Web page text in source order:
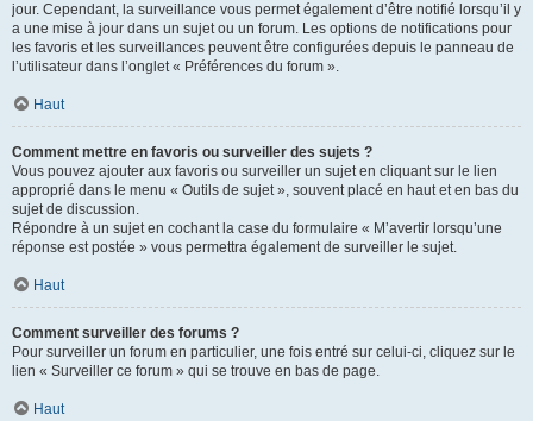
jour. Cependant, la surveillance vous permet également d’être notifié lorsqu’il y
a une mise à jour dans un sujet ou un forum. Les options de notifications pour
les favoris et les surveillances peuvent être configurées depuis le panneau de
l’utilisateur dans l’onglet « Préférences du forum ».
Haut
Comment mettre en favoris ou surveiller des sujets ?
Vous pouvez ajouter aux favoris ou surveiller un sujet en cliquant sur le lien
approprié dans le menu « Outils de sujet », souvent placé en haut et en bas du
sujet de discussion.
Répondre à un sujet en cochant la case du formulaire « M’avertir lorsqu’une
réponse est postée » vous permettra également de surveiller le sujet.
Haut
Comment surveiller des forums ?
Pour surveiller un forum en particulier, une fois entré sur celui-ci, cliquez sur le
lien « Surveiller ce forum » qui se trouve en bas de page.
Haut